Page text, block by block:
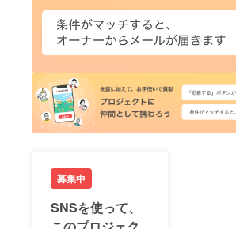
募集中
SNSを使って、